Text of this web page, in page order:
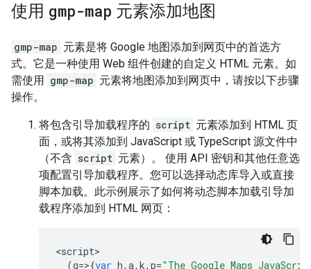
使用 gmp-map 元素添加地图
gmp-map 元素是将 Google 地图添加到网页中的首选方
式。它是一种使用 Web 组件创建的自定义 HTML 元素。如
需使用 gmp-map 元素将地图添加到网页中，请按以下步骤
操作。
将包含引导加载程序的 script 元素添加到 HTML 页
面，或将其添加到 JavaScript 或 TypeScript 源文件中
（不含 script 元素）。 使用 API 密钥和其他任意选
项配置引导加载程序。您可以选择动态库导入或直接
脚本加载。此示例展示了如何将动态脚本加载引导加
载程序添加到 HTML 网页：
<script
(g=>{var h, a, k, p="The Google Maps